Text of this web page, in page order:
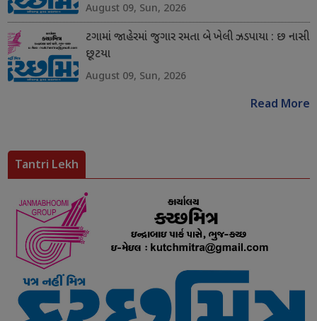
August 09, Sun, 2026
ટગામાં જાહેરમાં જુગાર રમતા બે ખેલી ઝડપાયા : છ નાસી
છૂટયા
August 09, Sun, 2026
Read More
Tantri Lekh